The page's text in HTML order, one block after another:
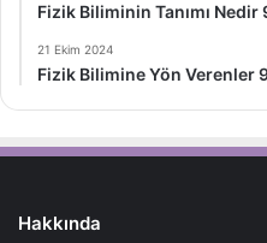
Fizik Biliminin Tanımı Nedir
21 Ekim 2024
Fizik Bilimine Yön Verenler
Hakkında